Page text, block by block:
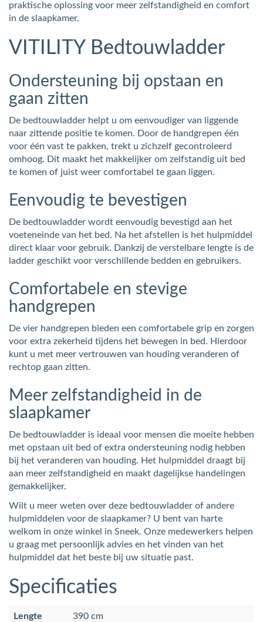
praktische oplossing voor meer zelfstandigheid en comfort
in de slaapkamer.
VITILITY Bedtouwladder
Ondersteuning bij opstaan en
gaan zitten
De bedtouwladder helpt u om eenvoudiger van liggende
naar zittende positie te komen. Door de handgrepen één
voor één vast te pakken, trekt u zichzelf gecontroleerd
omhoog. Dit maakt het makkelijker om zelfstandig uit bed
te komen of juist weer comfortabel te gaan liggen.
Eenvoudig te bevestigen
De bedtouwladder wordt eenvoudig bevestigd aan het
voeteneinde van het bed. Na het afstellen is het hulpmiddel
direct klaar voor gebruik. Dankzij de verstelbare lengte is de
ladder geschikt voor verschillende bedden en gebruikers.
Comfortabele en stevige
handgrepen
De vier handgrepen bieden een comfortabele grip en zorgen
voor extra zekerheid tijdens het bewegen in bed. Hierdoor
kunt u met meer vertrouwen van houding veranderen of
rechtop gaan zitten.
Meer zelfstandigheid in de
slaapkamer
De bedtouwladder is ideaal voor mensen die moeite hebben
met opstaan uit bed of extra ondersteuning nodig hebben
bij het veranderen van houding. Het hulpmiddel draagt bij
aan meer zelfstandigheid en maakt dagelijkse handelingen
gemakkelijker.
Wilt u meer weten over deze bedtouwladder of andere
hulpmiddelen voor de slaapkamer? U bent van harte
welkom in onze winkel in Sneek. Onze medewerkers helpen
u graag met persoonlijk advies en het vinden van het
hulpmiddel dat het beste bij uw situatie past.
Specificaties
Lengte 390 cm